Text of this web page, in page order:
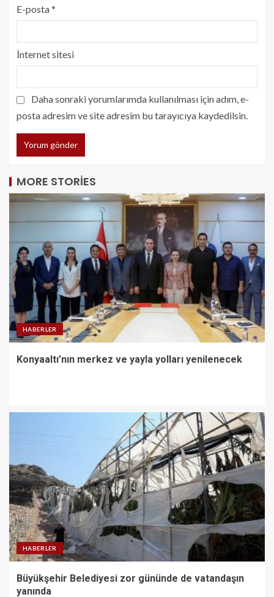
E-posta*
İnternet sitesi
Daha sonraki yorumlarımda kullanılması için adım, e-
posta adresim ve site adresim bu tarayıcıya kaydedilsin.
MORE STORIES
HABERLER
Konyaaltı’nın merkez ve yayla yolları yenilenecek
HABERLER
Büyükşehir Belediyesi zor gününde de vatandaşın
yanında